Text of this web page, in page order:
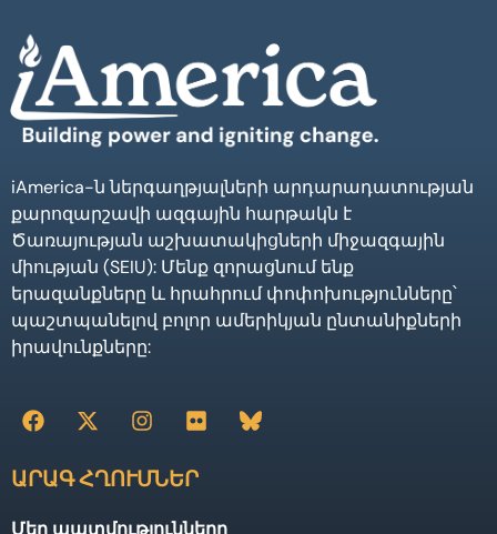
iAmerica-ն ներգաղթյալների արդարադատության
քարոզարշավի ազգային հարթակն է
Ծառայության աշխատակիցների միջազգային
միության (SEIU): Մենք զորացնում ենք
երազանքները և հրահրում փոփոխությունները՝
պաշտպանելով բոլոր ամերիկյան ընտանիքների
իրավունքները:
ԱՐԱԳ ՀՂՈՒՄՆԵՐ
Մեր պատմությունները